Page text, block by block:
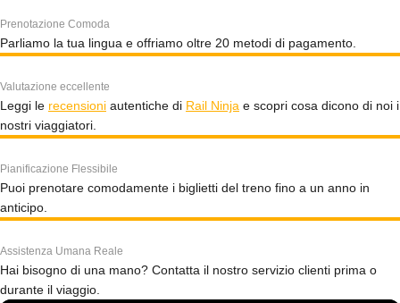
Prenotazione Comoda
Parliamo la tua lingua e offriamo oltre 20 metodi di pagamento.
Valutazione eccellente
Leggi le recensioni autentiche di Rail Ninja e scopri cosa dicono di noi i
nostri viaggiatori.
Pianificazione Flessibile
Puoi prenotare comodamente i biglietti del treno fino a un anno in
anticipo.
Assistenza Umana Reale
Hai bisogno di una mano? Contatta il nostro servizio clienti prima o
durante il viaggio.